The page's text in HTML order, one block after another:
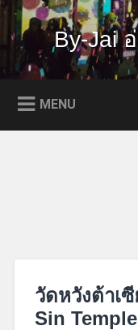
Skip
content
Search By-Jai
MENU
วัดหวังต้าเ
Sin Temple